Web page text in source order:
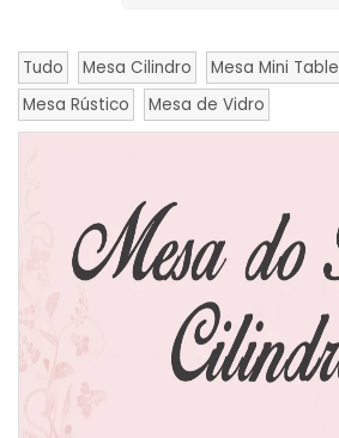
Tudo Mesa Cilindro Mesa Mini Table
Mesa Rústico
Mesa de Vidro